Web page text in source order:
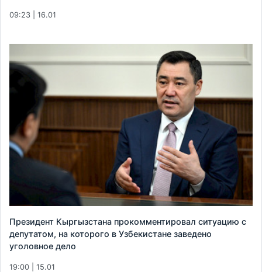
09:23 | 16.01
Президент Кыргызстана прокомментировал ситуацию с
депутатом, на которого в Узбекистане заведено
уголовное дело
19:00 | 15.01